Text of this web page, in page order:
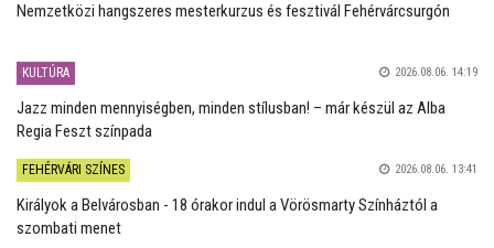
Nemzetközi hangszeres mesterkurzus és fesztivál Fehérvárcsurgón
KULTÚRA 2026.08.06. 14:19
Jazz minden mennyiségben, minden stílusban! – már készül az Alba
Regia Feszt színpada
FEHÉRVÁRI SZÍNES 2026.08.06. 13:41
Királyok a Belvárosban - 18 órakor indul a Vörösmarty Színháztól a
szombati menet